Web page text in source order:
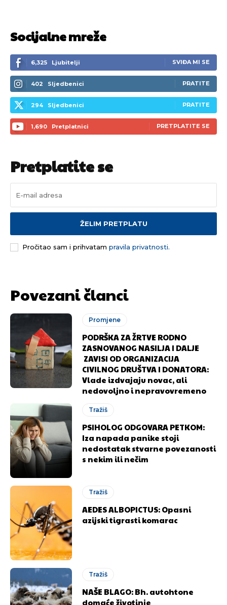
Pusti priču da živi!
Pusti priču da živi!
Socijalne mreže
6,325 Ljubitelji SVIĐA MI SE
402 Sljedbenici PRATITE
294 Sljedbenici PRATITE
1,690 Pretplatnici PRETPLATITE SE
Pretplatite se
ŽELIM PRETPLATU
Pročitao sam i prihvatam pravila privatnosti.
Povezani članci
Promjene
PODRŠKA ZA ŽRTVE RODNO
ZASNOVANOG NASILJA I DALJE
ZAVISI OD ORGANIZACIJA
CIVILNOG DRUŠTVA I DONATORA:
Vlade izdvajaju novac, ali
nedovoljno i nepravovremeno
Tražiš
PSIHOLOG ODGOVARA PETKOM:
Iza napada panike stoji
nedostatak stvarne povezanosti
s nekim ili nečim
Tražiš
AEDES ALBOPICTUS: Opasni
azijski tigrasti komarac
Tražiš
NAŠE BLAGO: Bh. autohtone
domaće životinje